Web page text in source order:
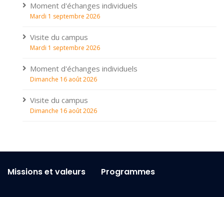
Moment d'échanges individuels
Mardi 1 septembre 2026
Visite du campus
Mardi 1 septembre 2026
Moment d'échanges individuels
Dimanche 16 août 2026
Visite du campus
Dimanche 16 août 2026
Missions et valeurs Programmes